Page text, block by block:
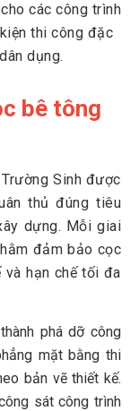
các công trình
thi công đặc
dụng.
bê tông
Sinh được
thủ đúng tiêu
dựng. Mỗi giai
đảm bảo cọc
hạn chế tối đa
phá dỡ công
mặt bằng thi
bản vẽ thiết kế.
sát công trình